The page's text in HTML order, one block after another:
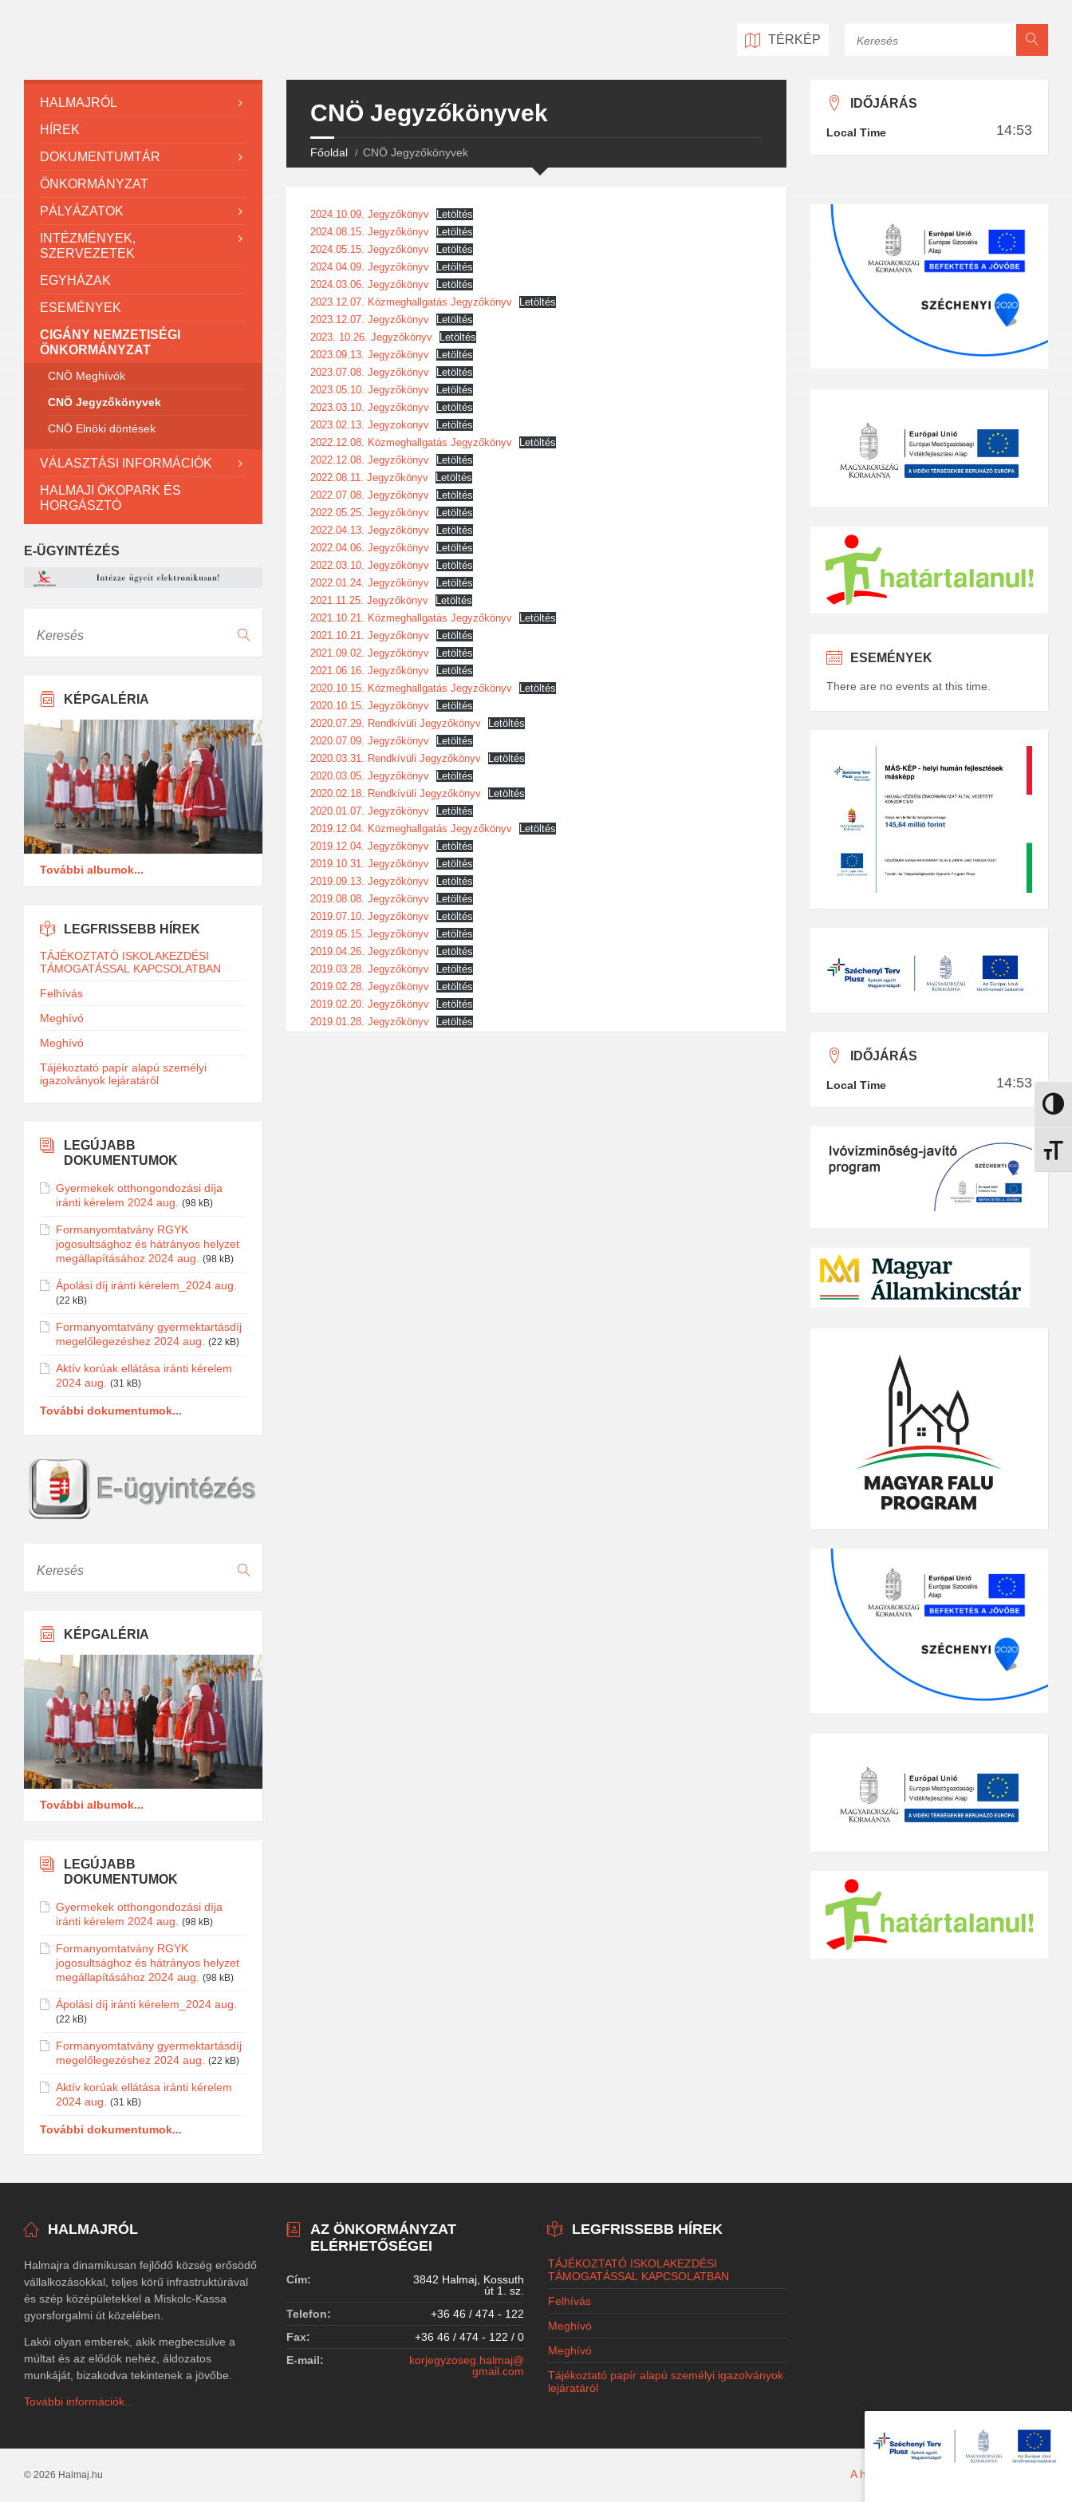
Nagy
TÉRKÉP
CNÖ Jegyzőkönyvek
Főoldal CNÖ Jegyzőkönyvek
2024.10.09. Jegyzőkönyv
Letöltés
2024.08.15. Jegyzőkönyv
Letöltés
2024.05.15. Jegyzőkönyv
Letöltés
2024.04.09. Jegyzőkönyv
Letöltés
2024.03.06. Jegyzőkönyv
Letöltés
2023.12.07. Közmeghallgatás Jegyzőkönyv
Letöltés
2023.12.07. Jegyzőkönyv
Letöltés
2023. 10.26. Jegyzőkönyv
Letöltés
2023.09.13. Jegyzőkönyv
Letöltés
2023.07.08. Jegyzőkönyv
Letöltés
2023.05.10. Jegyzőkönyv
Letöltés
2023.03.10. Jegyzőkönyv
Letöltés
2023.02.13. Jegyzokonyv
Letöltés
2022.12.08. Közmeghallgatás Jegyzőkönyv
Letöltés
2022.12.08. Jegyzőkönyv
Letöltés
2022.08.11. Jegyzőkönyv
Letöltés
2022.07.08. Jegyzőkönyv
Letöltés
2022.05.25. Jegyzőkönyv
Letöltés
2022.04.13. Jegyzőkönyv
Letöltés
2022.04.06. Jegyzőkönyv
Letöltés
2022.03.10. Jegyzőkönyv
Letöltés
2022.01.24. Jegyzőkönyv
Letöltés
2021.11.25. Jegyzőkönyv
Letöltés
2021.10.21. Közmeghallgatás Jegyzőkönyv
Letöltés
2021.10.21. Jegyzőkönyv
Letöltés
2021.09.02. Jegyzőkönyv
Letöltés
2021.06.16. Jegyzőkönyv
Letöltés
2020.10.15. Közmeghallgatás Jegyzőkönyv
Letöltés
2020.10.15. Jegyzőkönyv
Letöltés
2020.07.29. Rendkívüli Jegyzőkönyv
Letöltés
2020.07.09. Jegyzőkönyv
Letöltés
2020.03.31. Rendkívüli Jegyzőkönyv
Letöltés
2020.03.05. Jegyzőkönyv
Letöltés
2020.02.18. Rendkívüli Jegyzőkönyv
Letöltés
2020.01.07. Jegyzőkönyv
Letöltés
2019.12.04. Közmeghallgatás Jegyzőkönyv
Letöltés
2019.12.04. Jegyzőkönyv
Letöltés
2019.10.31. Jegyzőkönyv
Letöltés
2019.09.13. Jegyzőkönyv
Letöltés
2019.08.08. Jegyzőkönyv
Letöltés
2019.07.10. Jegyzőkönyv
Letöltés
2019.05.15. Jegyzőkönyv
Letöltés
2019.04.26. Jegyzőkönyv
Letöltés
2019.03.28. Jegyzőkönyv
Letöltés
2019.02.28. Jegyzőkönyv
Letöltés
2019.02.20. Jegyzőkönyv
Letöltés
2019.01.28. Jegyzőkönyv
Letöltés
HALMAJRÓL
HÍREK
DOKUMENTUMTÁR
ÖNKORMÁNYZAT
PÁLYÁZATOK
INTÉZMÉNYEK,
SZERVEZETEK
EGYHÁZAK
ESEMÉNYEK
CIGÁNY NEMZETISÉGI
ÖNKORMÁNYZAT
CNÖ Meghívók
CNÖ Jegyzőkönyvek
CNÖ Elnöki döntések
VÁLASZTÁSI INFORMÁCIÓK
HALMAJI ÖKOPARK ÉS
HORGÁSZTÓ
E-ÜGYINTÉZÉS
KÉPGALÉRIA
További albumok...
LEGFRISSEBB HÍREK
TÁJÉKOZTATÓ ISKOLAKEZDÉSI
TÁMOGATÁSSAL KAPCSOLATBAN
Felhívás
Meghívó
Meghívó
Tájékoztató papír alapú személyi
igazolványok lejáratáról
LEGÚJABB
DOKUMENTUMOK
Gyermekek otthongondozási díja
iránti kérelem 2024 aug.
(98 kB)
Formanyomtatvány RGYK
jogosultsághoz és hátrányos helyzet
megállapításához 2024 aug.
(98 kB)
Ápolási díj iránti kérelem_2024 aug.
(22 kB)
Formanyomtatvány gyermektartásdíj
megelőlegezéshez 2024 aug.
(22 kB)
Aktív korúak ellátása iránti kérelem
2024 aug.
(31 kB)
További dokumentumok...
KÉPGALÉRIA
További albumok...
LEGÚJABB
DOKUMENTUMOK
Gyermekek otthongondozási díja
iránti kérelem 2024 aug. (98 kB)
Formanyomtatvány RGYK
jogosultsághoz és hátrányos helyzet
megállapításához 2024 aug. (98 kB)
Ápolási díj iránti kérelem_2024 aug.
(22 kB)
Formanyomtatvány gyermektartásdíj
megelőlegezéshez 2024 aug. (22 kB)
Aktív korúak ellátása iránti kérelem
2024 aug. (31 kB)
További dokumentumok...
IDŐJÁRÁS
Local Time 14:53
ESEMÉNYEK
There are no events at this time.
IDŐJÁRÁS
Local Time 14:53
HALMAJRÓL
Halmajra dinamikusan fejlődő község erősödő
vállalkozásokkal, teljes körű infrastruktúrával
és szép középületekkel a Miskolc-Kassa
gyorsforgalmi út közelében.
Lakói olyan emberek, akik megbecsülve a
múltat és az elődök nehéz, áldozatos
munkáját, bizakodva tekintenek a jövőbe.
További információk...
AZ ÖNKORMÁNYZAT
ELÉRHETŐSÉGEI
Cím:
3842 Halmaj, Kossuth
út 1. sz.
Telefon:
+36 46 / 474 - 122
Fax:
+36 46 / 474 - 122 / 0
E-mail:
korjegyzoseg.halmaj@
gmail.com
LEGFRISSEBB HÍREK
TÁJÉKOZTATÓ ISKOLAKEZDÉSI
TÁMOGATÁSSAL KAPCSOLATBAN
Felhívás
Meghívó
Meghívó
Tájékoztató papír alapú személyi igazolványok
lejáratáról
A honlapot készítette: Jacobi Marketing
© 2026 Halmaj.hu